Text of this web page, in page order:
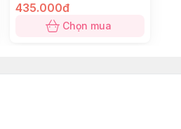
435.000đ
Chọn mua